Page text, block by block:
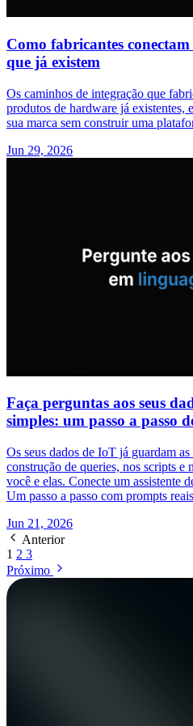
Como fabricantes
que já existem
Os caminhos de integração que
produtos de hardware já existentes,
sua marca sem construir uma
Jun 29, 2026
Faça perguntas aos seus
simples: um passo a passo
Os seus dados de IoT já guardam
construção de queries, nos scripts e
você e elas. Conecte um assistente
Um passo a passo com prompts
Jun 21, 2026
Anterior
1 2 3
Próximo